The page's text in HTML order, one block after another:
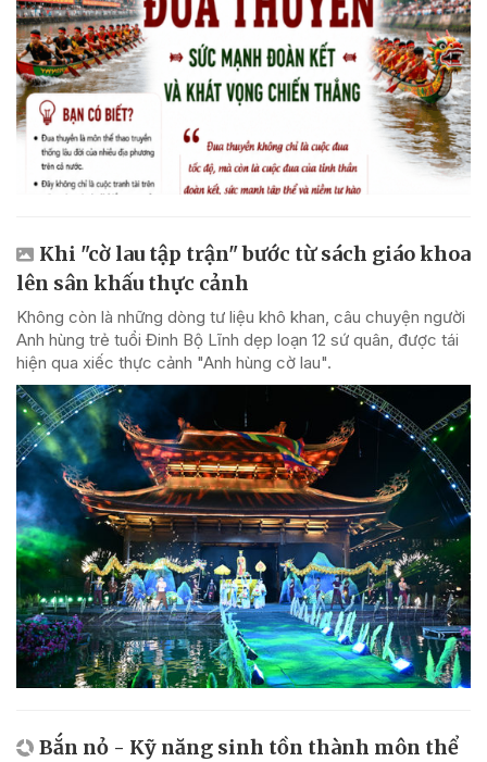
Khi "cờ lau tập trận" bước từ sách giáo khoa
lên sân khấu thực cảnh
Không còn là những dòng tư liệu khô khan, câu chuyện người
Anh hùng trẻ tuổi Đinh Bộ Lĩnh dẹp loạn 12 sứ quân, được tái
hiện qua xiếc thực cảnh "Anh hùng cờ lau".
Bắn nỏ - Kỹ năng sinh tồn thành môn thể